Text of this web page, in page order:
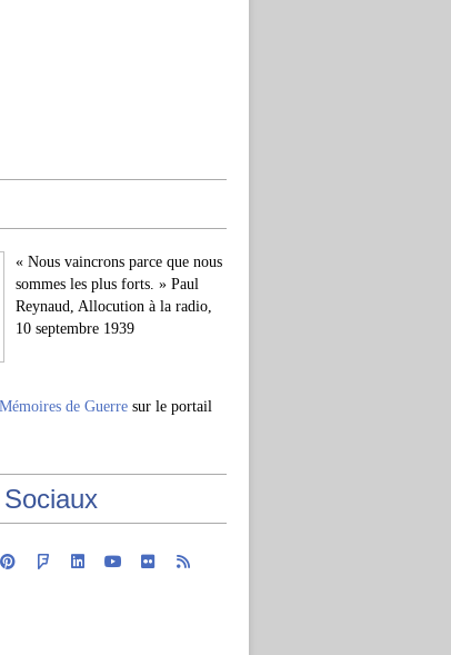
« Nous vaincrons parce que nous
sommes les plus forts. » Paul
Reynaud, Allocution à la radio,
10 septembre 1939
Mémoires de Guerre sur le portail